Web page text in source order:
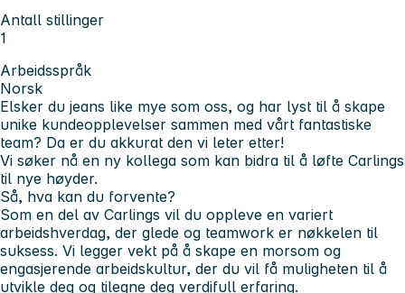
Antall stillinger
1
Arbeidsspråk
Norsk
Elsker du jeans like mye som oss, og har lyst til å skape
unike kundeopplevelser sammen med vårt fantastiske
team? Da er du akkurat den vi leter etter!
Vi søker nå en ny kollega som kan bidra til å løfte Carlings
til nye høyder.
Så, hva kan du forvente?
Som en del av Carlings vil du oppleve en variert
arbeidshverdag, der glede og teamwork er nøkkelen til
suksess. Vi legger vekt på å skape en morsom og
engasjerende arbeidskultur, der du vil få muligheten til å
utvikle deg og tilegne deg verdifull erfaring.